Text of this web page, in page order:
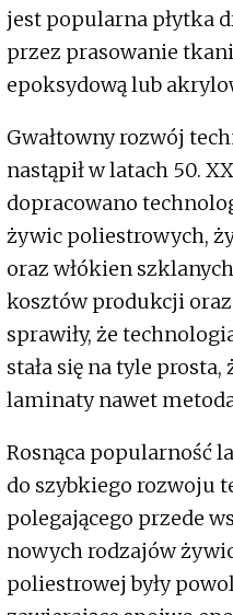
jest popularna płytka
przez prasowanie
epoksydową lub
Gwałtowny rozwój
nastąpił w latach 50.
dopracowano
żywic poliestrowych,
oraz włókien
kosztów produkcji
sprawiły, że
stała się na tyle
laminaty nawet
Rosnąca popularność
do szybkiego rozwoju
polegającego przede
nowych rodzajów
poliestrowej były